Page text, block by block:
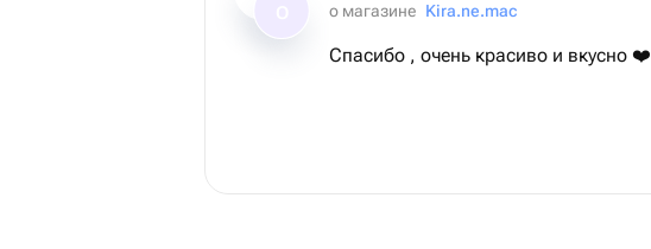
о магазине Kira.ne.mac
Спасибо , очень красиво и вкусно ❤️